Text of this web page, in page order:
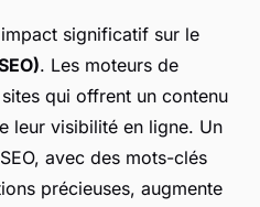
significatif sur le
. Les moteurs de
qui offrent un contenu
leur visibilité en ligne. Un
avec des mots-clés
précieuses, augmente